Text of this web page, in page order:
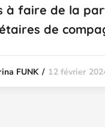
à faire de la
de
FUNK 12 février